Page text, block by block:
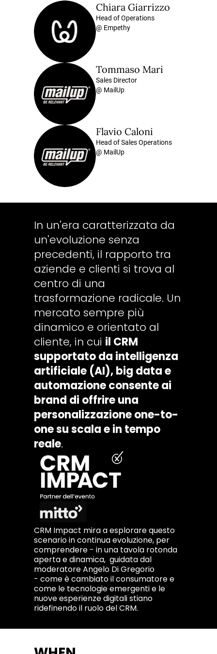
Chiara Giarrizzo
Head of Operations
@ Empethy
Tommaso Mari
Sales Director
@ MailUp
Flavio Caloni
Head of Sales Operations
@ MailUp
In un'era caratterizzata da
un'evoluzione senza
precedenti, il rapporto tra
aziende e clienti si trova al
centro di una
trasformazione radicale. Un
mercato sempre più
dinamico e orientato al
cliente, in cui il CRM
supportato da intelligenza
artificiale (AI), big data e
automazione consente ai
brand di offrire una
personalizzazione one-to-
one su scala e in tempo
reale.
CRM Impact mira a esplorare questo
scenario in continua evoluzione, per
comprendere - in una tavola rotonda
aperta e dinamica, guidata dal
moderatore Angelo Di Gregorio
- come è cambiato il consumatore e
come le tecnologie emergenti e le
nuove esperienze digitali stiano
ridefinendo il ruolo del CRM.